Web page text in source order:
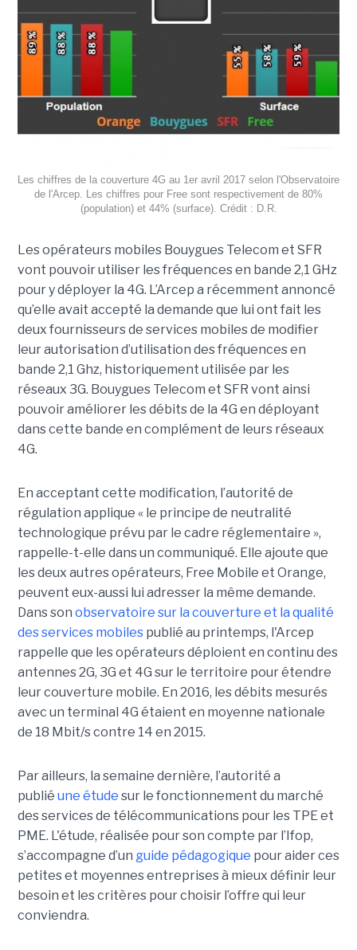
Les chiffres de la couverture 4G au 1er avril 2017 selon l'Observatoire
de l'Arcep. Les chiffres pour Free sont respectivement de 80%
(population) et 44% (surface). Crédit : D.R.
Les opérateurs mobiles Bouygues Telecom et SFR
vont pouvoir utiliser les fréquences en bande 2,1 GHz
pour y déployer la 4G. L’Arcep a récemment annoncé
qu’elle avait accepté la demande que lui ont fait les
deux fournisseurs de services mobiles de modifier
leur autorisation d’utilisation des fréquences en
bande 2,1 Ghz, historiquement utilisée par les
réseaux 3G. Bouygues Telecom et SFR vont ainsi
pouvoir améliorer les débits de la 4G en déployant
dans cette bande en complément de leurs réseaux
4G.
En acceptant cette modification, l’autorité de
régulation applique « le principe de neutralité
technologique prévu par le cadre réglementaire »,
rappelle-t-elle dans un communiqué. Elle ajoute que
les deux autres opérateurs, Free Mobile et Orange,
peuvent eux-aussi lui adresser la même demande.
Dans son observatoire sur la couverture et la qualité
des services mobilespublié au printemps, l'Arcep
rappelle que les opérateurs déploient en continu des
antennes 2G, 3G et 4G sur le territoire pour étendre
leur couverture mobile. En 2016, les débits mesurés
avec un terminal 4G étaient en moyenne nationale
de 18 Mbit/s contre 14 en 2015.
Par ailleurs, la semaine dernière, l’autorité a
publié une étude sur le fonctionnement du marché
des services de télécommunications pour les TPE et
PME. L'étude, réalisée pour son compte par l’Ifop,
s’accompagne d’un guide pédagogique pour aider ces
petites et moyennes entreprises à mieux définir leur
besoin et les critères pour choisir l’offre qui leur
conviendra.